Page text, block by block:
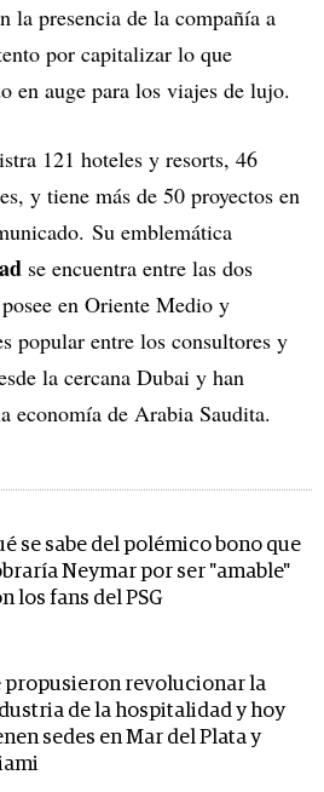
la presencia de la compañía a
por capitalizar lo que
en auge para los viajes de lujo.
121 hoteles y resorts, 46
y tiene más de 50 proyectos en
Su emblemática
se encuentra entre las dos
en Oriente Medio y
popular entre los consultores y
la cercana Dubai y han
economía de Arabia Saudita.
se sabe del polémico bono que
Neymar por ser "amable"
los fans del PSG
propusieron revolucionar la
de la hospitalidad y hoy
sedes en Mar del Plata y